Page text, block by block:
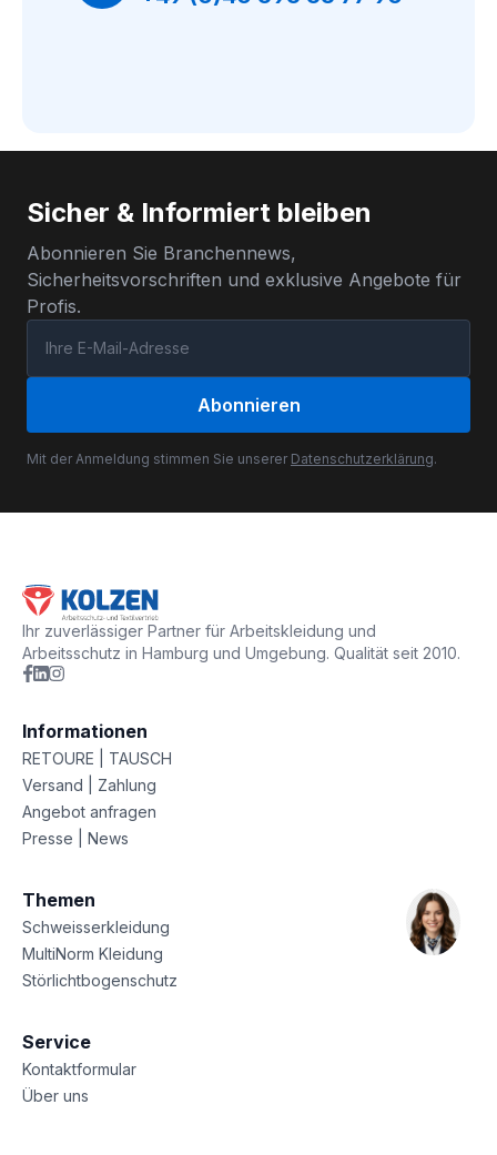
Sicher & Informiert bleiben
Abonnieren Sie Branchennews,
Sicherheitsvorschriften und exklusive Angebote für
Profis.
Abonnieren
Mit der Anmeldung stimmen Sie unserer Datenschutzerklärung.
Ihr zuverlässiger Partner für Arbeitskleidung und
Arbeitsschutz in Hamburg und Umgebung. Qualität seit 2010.
Informationen
RETOURE | TAUSCH
Versand | Zahlung
Angebot anfragen
Presse | News
Themen
Schweisserkleidung
MultiNorm Kleidung
Störlichtbogenschutz
Service
Kontaktformular
Über uns